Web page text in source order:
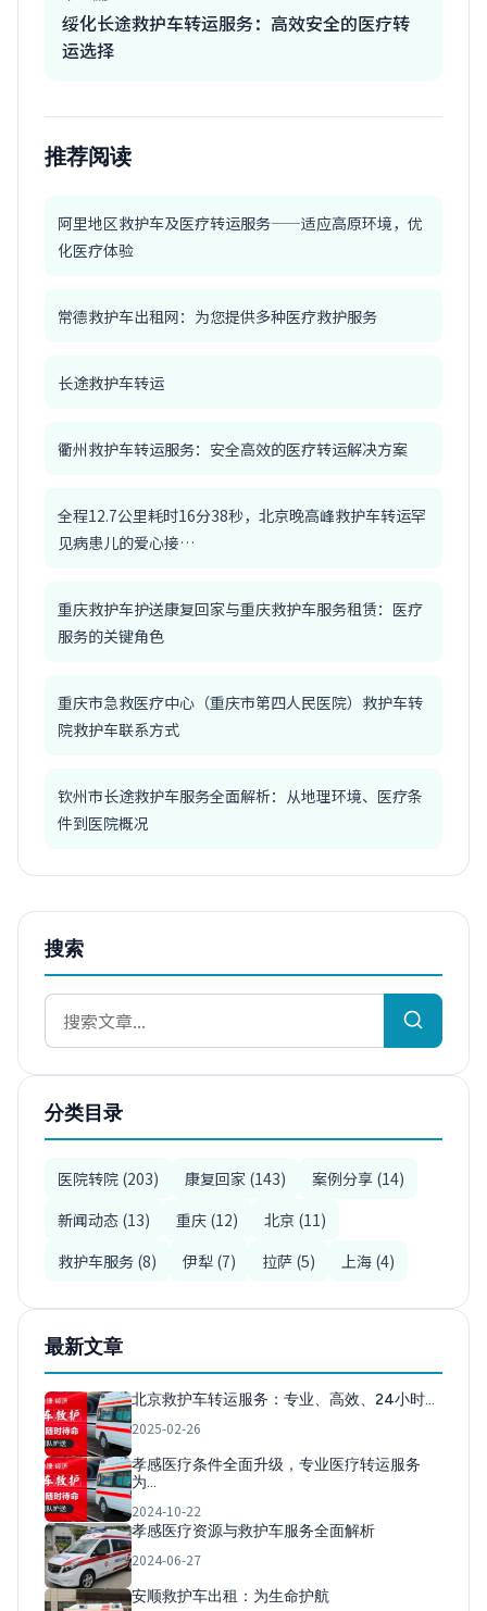
绥化长途救护车转运服务：高效安全的医疗转
运选择
推荐阅读
阿里地区救护车及医疗转运服务——适应高原环境，优
化医疗体验
常德救护车出租网：为您提供多种医疗救护服务
长途救护车转运
衢州救护车转运服务：安全高效的医疗转运解决方案
全程12.7公里耗时16分38秒，北京晚高峰救护车转运罕
见病患儿的爱心接…
重庆救护车护送康复回家与重庆救护车服务租赁：医疗
服务的关键角色
重庆市急救医疗中心（重庆市第四人民医院）救护车转
院救护车联系方式
钦州市长途救护车服务全面解析：从地理环境、医疗条
件到医院概况
搜索
分类目录
医院转院 (203) 康复回家 (143)
案例分享 (14)
新闻动态 (13)
重庆 (12)
北京 (11)
救护车服务 (8)
伊犁 (7) 拉萨 (5) 上海 (4)
最新文章
北京救护车转运服务：专业、高效、24小时…
2025-02-26
孝感医疗条件全面升级，专业医疗转运服务
为…
2024-10-22
孝感医疗资源与救护车服务全面解析
2024-06-27
安顺救护车出租：为生命护航